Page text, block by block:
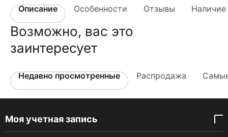
Описание Особенности Отзывы Наличие
Возможно, вас это
заинтересует
Недавно просмотренные Распродажа
Моя учетная запись